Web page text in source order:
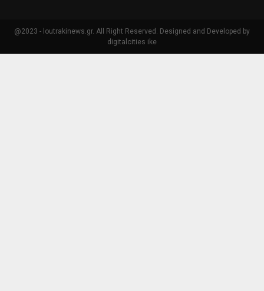
@2023 - loutrakinews.gr. All Right Reserved. Designed and Developed by
digitalcities ike